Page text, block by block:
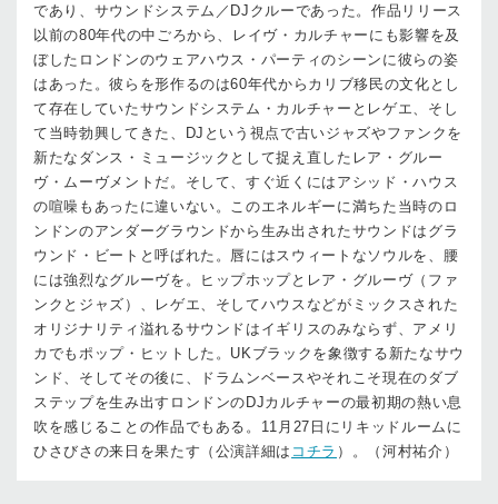
であり、サウンドシステム／DJクルーであった。作品リリース
以前の80年代の中ごろから、レイヴ・カルチャーにも影響を及
ぼしたロンドンのウェアハウス・パーティのシーンに彼らの姿
はあった。彼らを形作るのは60年代からカリブ移民の文化とし
て存在していたサウンドシステム・カルチャーとレゲエ、そし
て当時勃興してきた、DJという視点で古いジャズやファンクを
新たなダンス・ミュージックとして捉え直したレア・グルー
ヴ・ムーヴメントだ。そして、すぐ近くにはアシッド・ハウス
の喧噪もあったに違いない。このエネルギーに満ちた当時のロ
ンドンのアンダーグラウンドから生み出されたサウンドはグラ
ウンド・ビートと呼ばれた。唇にはスウィートなソウルを、腰
には強烈なグルーヴを。ヒップホップとレア・グルーヴ（ファ
ンクとジャズ）、レゲエ、そしてハウスなどがミックスされた
オリジナリティ溢れるサウンドはイギリスのみならず、アメリ
カでもポップ・ヒットした。UKブラックを象徴する新たなサウ
ンド、そしてその後に、ドラムンベースやそれこそ現在のダブ
ステップを生み出すロンドンのDJカルチャーの最初期の熱い息
吹を感じることの作品でもある。11月27日にリキッドルームに
ひさびさの来日を果たす（公演詳細は コチラ ）。（河村祐介）